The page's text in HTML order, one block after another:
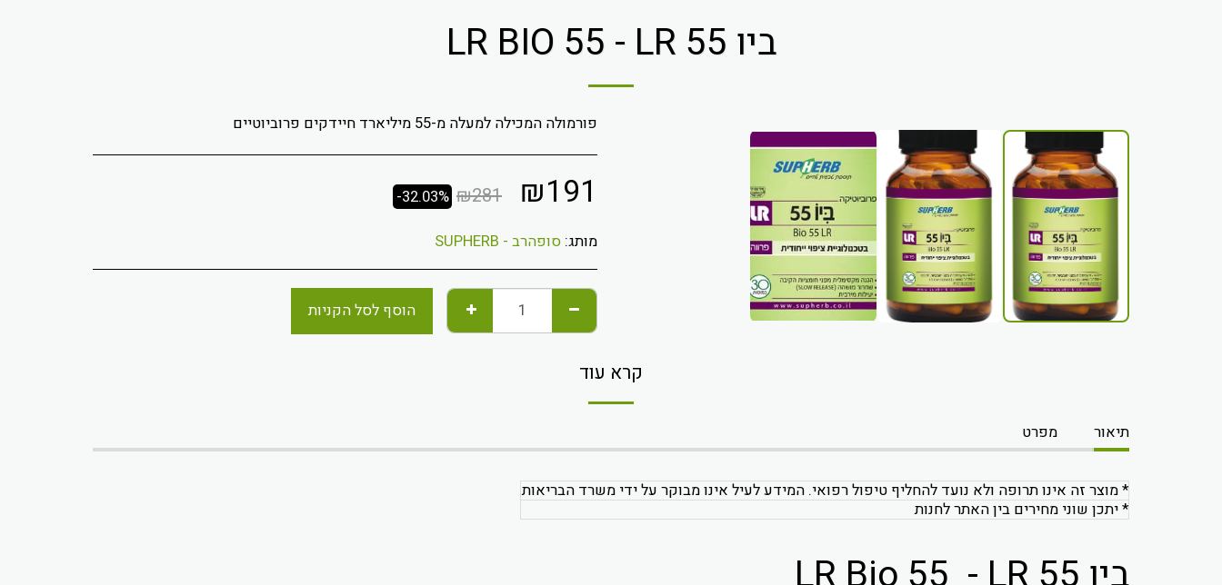
ביו 55 LR BIO 55 - LR
32%-
פורמולה המכילה למעלה מ-55 מיליארד חיידקים פרוביוטיים
₪191
₪281
-32.03%
מותג: סופהרב - SUPHERB
הוסף לסל הקניות
קרא עוד
תיאור מפרט
* מוצר זה אינו תרופה ולא נועד להחליף טיפול רפואי. המידע לעיל אינו מבוקר על ידי משרד הבריאות
* יתכן שוני מחירים בין האתר לחנות